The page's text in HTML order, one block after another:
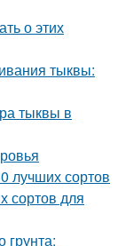
о этих
тыквы:
тыквы в
лучших сортов
сортов для
грунта: